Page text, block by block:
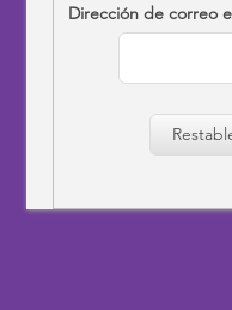
Dirección de correo